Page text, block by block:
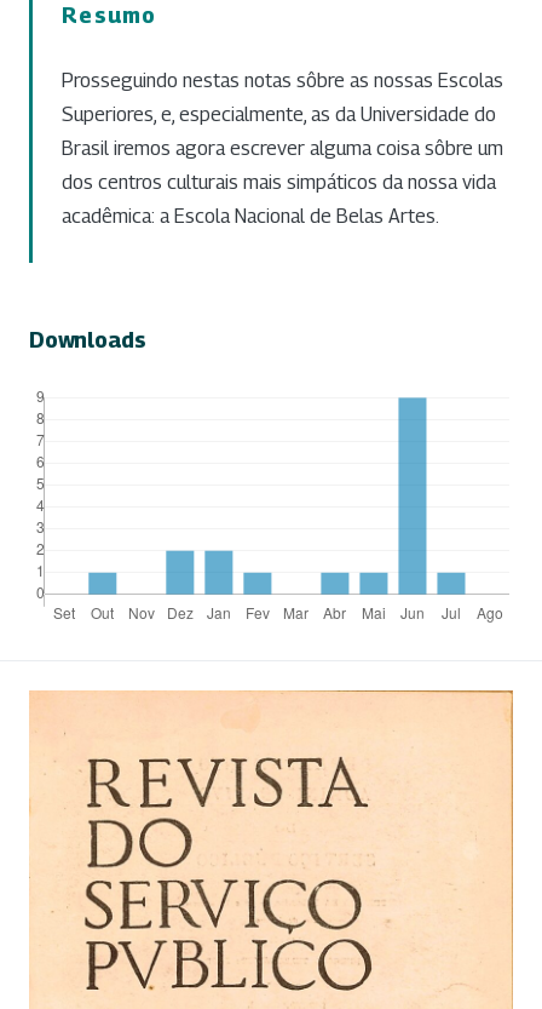
Resumo
Prosseguindo nestas notas sôbre as nossas Escolas
Superiores, e, especialmente, as da Universidade do
Brasil iremos agora escrever alguma coisa sôbre um
dos centros culturais mais simpáticos da nossa vida
acadêmica: a Escola Nacional de Belas Artes.
Downloads